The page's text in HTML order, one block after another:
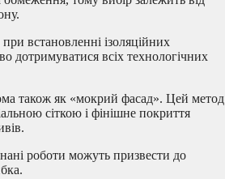
встановленні ізоляційних
дотримуватися всіх технологічних
також як «мокрий фасад». Цей метод
сіткою і фінішне покриття
роботи можуть призвести до